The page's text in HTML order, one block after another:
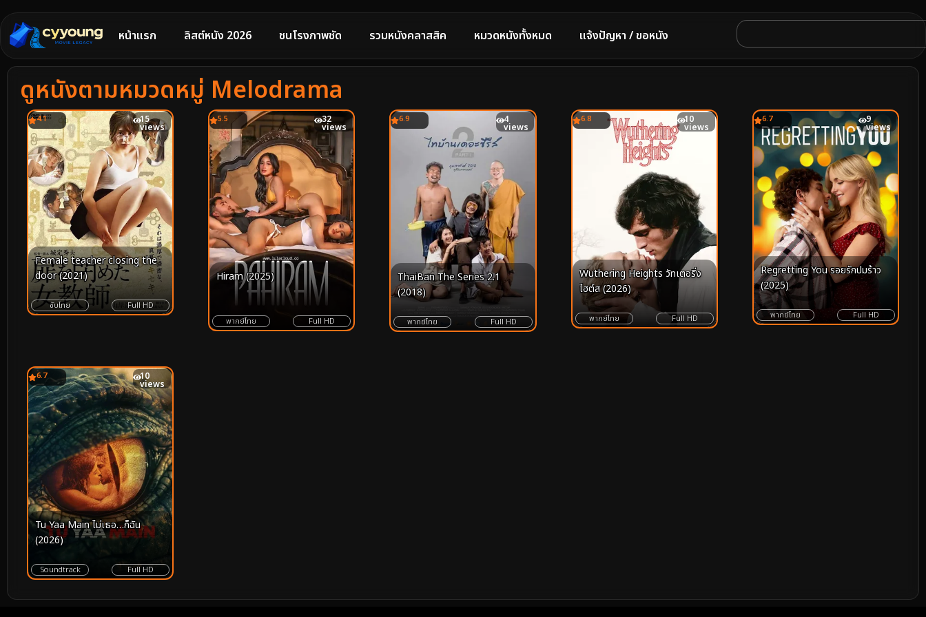
หน้าแรก ลิสต์หนัง 2026 ชนโรงภาพชัด รวมหนังคลาสสิค หมวดหนังทั้งหมด แจ้งปัญหา / ขอหนัง
ดูหนังตามหมวดหมู่ Melodrama
15
views
4.1
Female teacher closing the
door (2021)
ซับไทย Full HD
32
views
5.5
Hiram (2025)
พากย์ไทย Full HD
4
views
6.9
ThaiBan The Series 2.1
(2018)
พากย์ไทย Full HD
10
views
6.8
Wuthering Heights วัทเตอริ่ง
ไฮต์ส (2026)
พากย์ไทย Full HD
9
views
6.7
Regretting You รอยรักปมร้าว
(2025)
พากย์ไทย Full HD
10
views
6.7
Tu Yaa Main ไม่เธอ…ก็ฉัน
(2026)
Soundtrack Full HD